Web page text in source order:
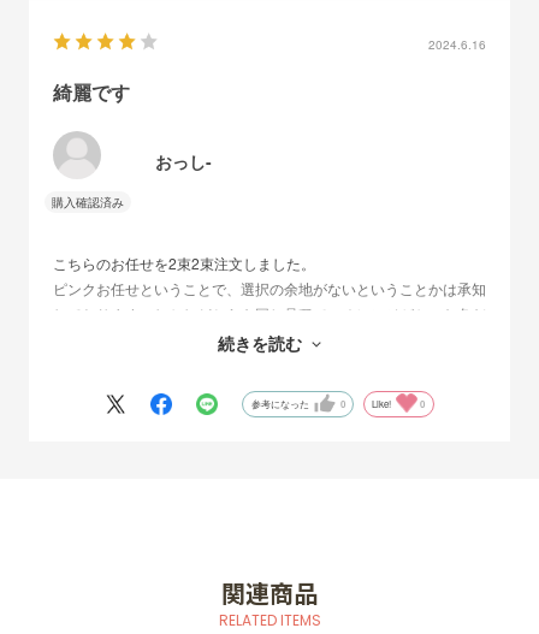
2024.6.16
綺麗です
おっし-
こちらのお任せを2束2束注文しました。
ピンクお任せということで、選択の余地がないということかは承知
しております。しかしどちらも同じ品種で、オレンジがかった色だ
ったので、すこし自分には使いにくかったです。
続きを読む
参考になった 0 Like! 0
関連商品
RELATED ITEMS